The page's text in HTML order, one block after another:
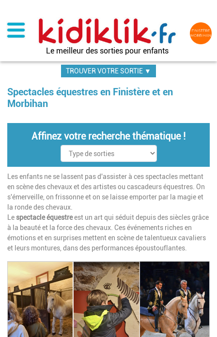
contenu
principal
Le meilleur des sorties pour enfants
TROUVER VOTRE SORTIE ▼
Spectacles équestres en Finistère et en
Morbihan
Affinez votre recherche thématique !
Les enfants ne se lassent pas d'assister à ces spectacles mettant
en scène des chevaux et des artistes ou cascadeurs équestres. On
s'émerveille, on frissonne et on se laisse emporter par la magie et
la ronde des chevaux.
Lespectacle équestreest un art qui séduit depuis des siècles grâce
à la beauté et la force des chevaux. Ces événements riches en
émotions et en surprises mettent en scène de talentueux cavaliers
et leurs montures, dans des performances époustouflantes.